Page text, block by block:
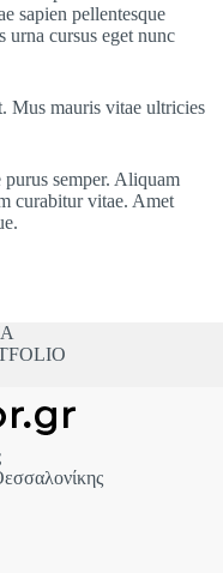
sapien pellentesque
urna cursus eget nunc
Mus mauris vitae ultricies
semper. Aliquam
curabitur vitae. Amet